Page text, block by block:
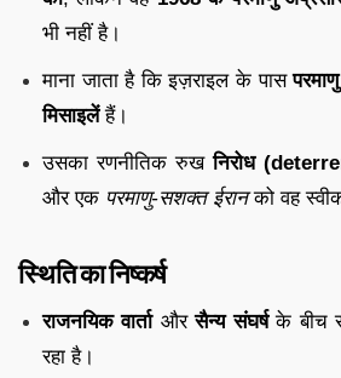
भी नहीं है।
माना जाता है कि इज़राइल के पास
मिसाइलेंहैं।
उसका रणनीतिक रुखनिरोध
और एक परमाणु-सशक्त ईरानको वह
स्थिति का निष्कर्ष
राजनयिक वार्ताऔरसैन्य संघर्षके बीच
रहा है।